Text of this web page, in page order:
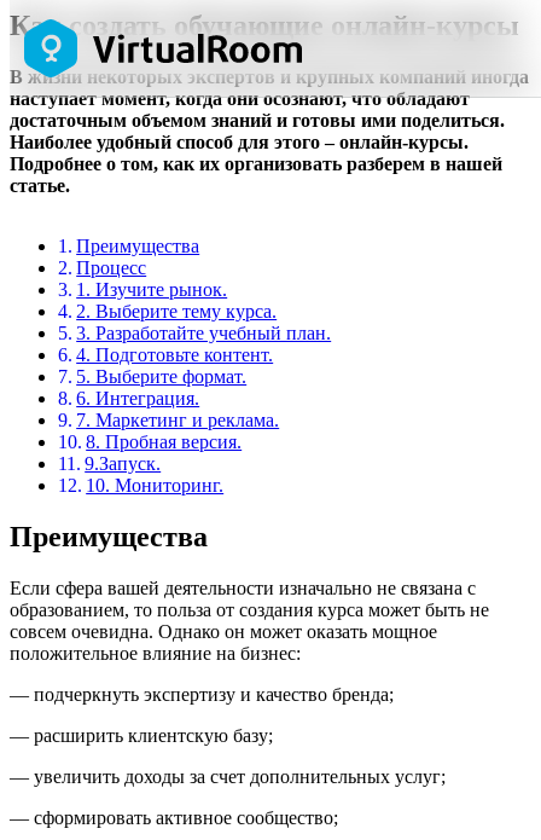
Как создать обучающие онлайн-курсы
В жизни некоторых экспертов и крупных компаний иногда
наступает момент, когда они осознают, что обладают
достаточным объемом знаний и готовы ими поделиться.
Наиболее удобный способ для этого – онлайн-курсы.
Подробнее о том, как их организовать разберем в нашей
статье.
Преимущества
Процесс
1. Изучите рынок.
2. Выберите тему курса.
3. Разработайте учебный план.
4. Подготовьте контент.
5. Выберите формат.
6. Интеграция.
7. Маркетинг и реклама.
8. Пробная версия.
9.Запуск.
10. Мониторинг.
Преимущества
Если сфера вашей деятельности изначально не связана с
образованием, то польза от создания курса может быть не
совсем очевидна. Однако он может оказать мощное
положительное влияние на бизнес:
— подчеркнуть экспертизу и качество бренда;
— расширить клиентскую базу;
— увеличить доходы за счет дополнительных услуг;
— сформировать активное сообщество;